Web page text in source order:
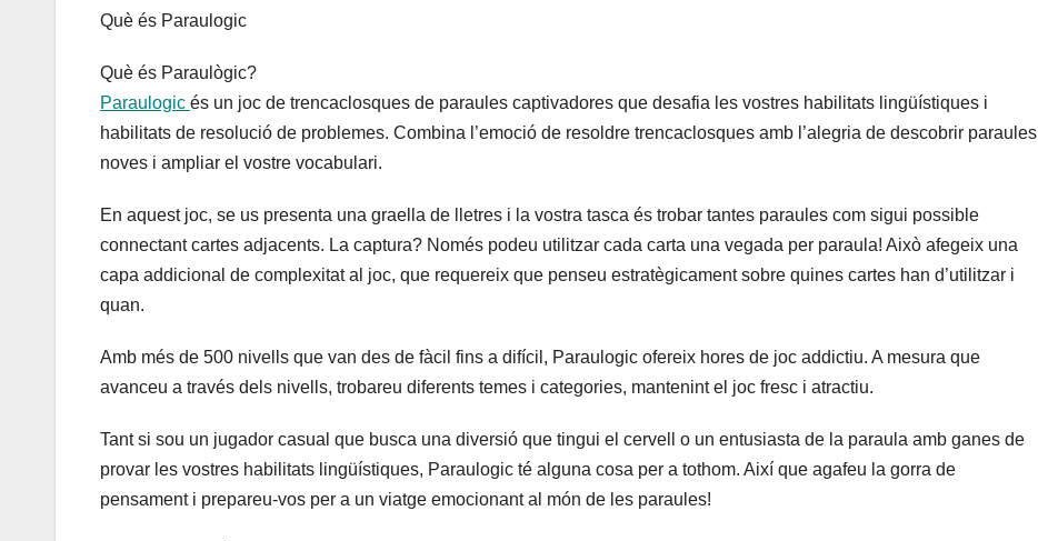
Què és Paraulogic
Què és Paraulògic?
Paraulogic és un joc de trencaclosques de paraules captivadores que desafia les vostres habilitats lingüístiques i
habilitats de resolució de problemes. Combina l’emoció de resoldre trencaclosques amb l’alegria de descobrir paraules
noves i ampliar el vostre vocabulari.
En aquest joc, se us presenta una graella de lletres i la vostra tasca és trobar tantes paraules com sigui possible
connectant cartes adjacents. La captura? Només podeu utilitzar cada carta una vegada per paraula! Això afegeix una
capa addicional de complexitat al joc, que requereix que penseu estratègicament sobre quines cartes han d’utilitzar i
quan.
Amb més de 500 nivells que van des de fàcil fins a difícil, Paraulogic ofereix hores de joc addictiu. A mesura que
avanceu a través dels nivells, trobareu diferents temes i categories, mantenint el joc fresc i atractiu.
Tant si sou un jugador casual que busca una diversió que tingui el cervell o un entusiasta de la paraula amb ganes de
provar les vostres habilitats lingüístiques, Paraulogic té alguna cosa per a tothom. Així que agafeu la gorra de
pensament i prepareu-vos per a un viatge emocionant al món de les paraules!